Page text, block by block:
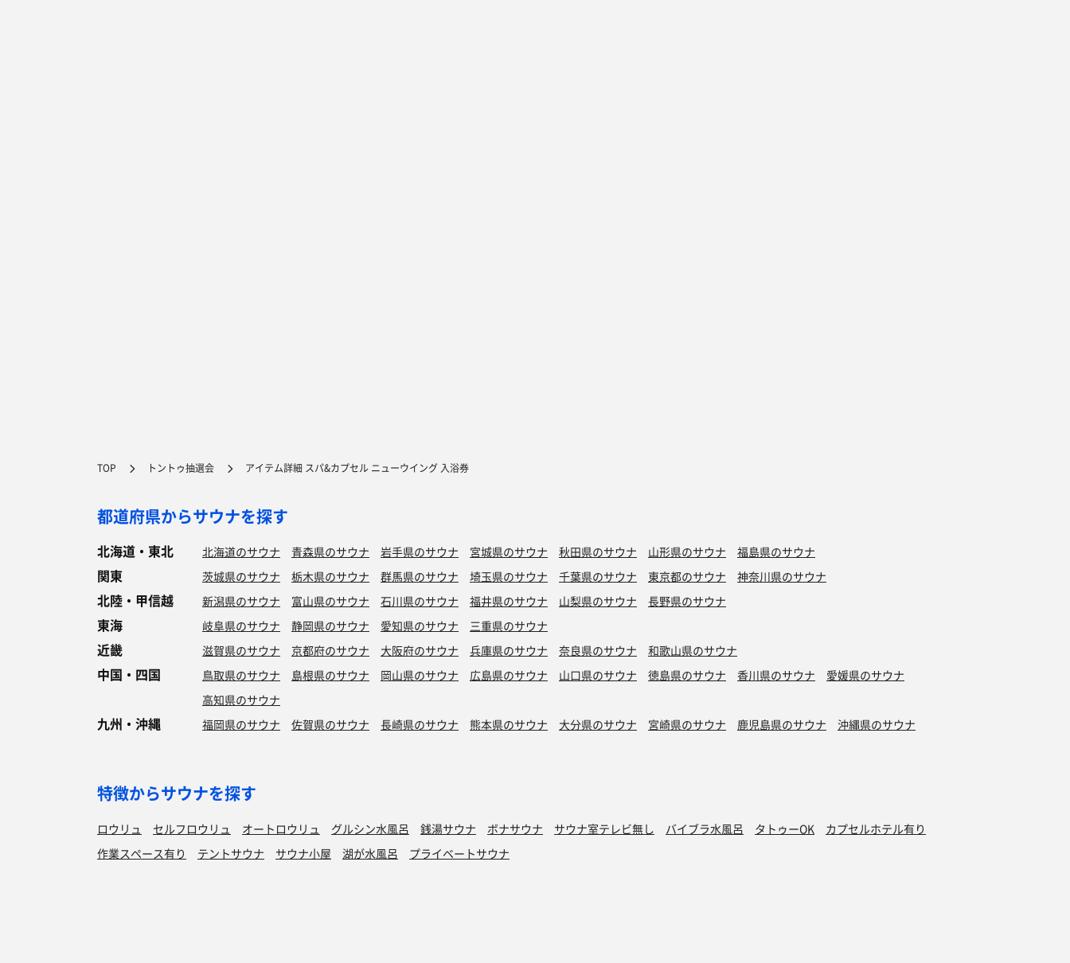
TOP トントゥ抽選会 アイテム詳細 スパ&カプセル ニューウイング 入浴券
都道府県からサウナを探す
北海道・東北 北海道のサウナ 青森県のサウナ 岩手県のサウナ 宮城県のサウナ 秋田県のサウナ 山形県のサウナ 福島県のサウナ
関東 茨城県のサウナ 栃木県のサウナ 群馬県のサウナ 埼玉県のサウナ 千葉県のサウナ 東京都のサウナ 神奈川県のサウナ
北陸・甲信越 新潟県のサウナ 富山県のサウナ 石川県のサウナ 福井県のサウナ 山梨県のサウナ 長野県のサウナ
東海 岐阜県のサウナ 静岡県のサウナ 愛知県のサウナ 三重県のサウナ
近畿 滋賀県のサウナ 京都府のサウナ 大阪府のサウナ 兵庫県のサウナ 奈良県のサウナ 和歌山県のサウナ
中国・四国 鳥取県のサウナ 島根県のサウナ 岡山県のサウナ 広島県のサウナ 山口県のサウナ 徳島県のサウナ 香川県のサウナ
愛媛県のサウナ
高知県のサウナ
九州・沖縄 福岡県のサウナ 佐賀県のサウナ 長崎県のサウナ 熊本県のサウナ 大分県のサウナ 宮崎県のサウナ 鹿児島県のサウナ 沖縄県のサウナ
特徴からサウナを探す
ロウリュ セルフロウリュ オートロウリュ グルシン水風呂 銭湯サウナ ボナサウナ サウナ室テレビ無し バイブラ水風呂 タトゥーOK
カプセルホテル有り
作業スペース有り
テントサウナ サウナ小屋 湖が水風呂 プライベートサウナ